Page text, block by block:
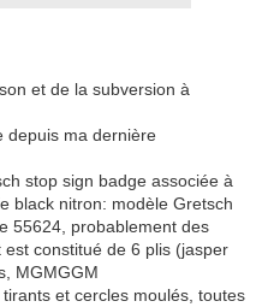
et de la subversion à
depuis ma dernière
stop sign badge associée à
black nitron: modèle Gretsch
55624, probablement des
constitué de 6 plis (jasper
MGMGGM
et cercles moulés, toutes